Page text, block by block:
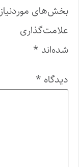
بخش‌های موردنیاز
علامت‌گذاری
شده‌اند *
دیدگاه *